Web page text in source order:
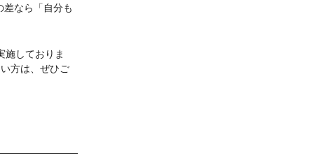
なら「自分も
施しておりま
方は、ぜひご